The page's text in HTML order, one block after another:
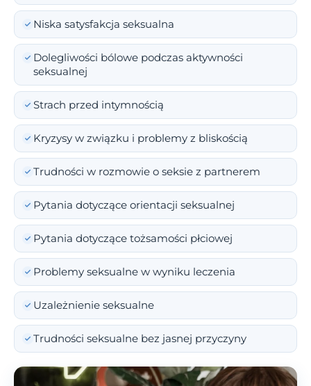
Niska satysfakcja seksualna
Dolegliwości bólowe podczas aktywności
seksualnej
Strach przed intymnością
Kryzysy w związku i problemy z bliskością
Trudności w rozmowie o seksie z partnerem
Pytania dotyczące orientacji seksualnej
Pytania dotyczące tożsamości płciowej
Problemy seksualne w wyniku leczenia
Uzależnienie seksualne
Trudności seksualne bez jasnej przyczyny